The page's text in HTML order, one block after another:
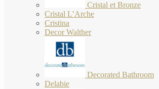
Cristal et Bronze
Cristal L’Arche
Cristina
Decor Walther
Decorated Bathroom
Delabie